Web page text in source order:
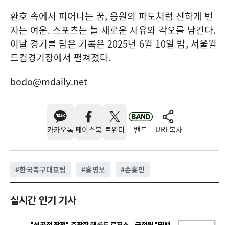
환호 속에서 피어나는 꿈, 응원의 파도처럼 진하게 번
지는 여운. 스포츠는 늘 새로운 사유와 각오를 남긴다.
이날 경기를 담은 기록은 2025년 6월 10일 밤, 서울월
드컵경기장에서 펼쳐졌다.
bodo@mdaily.net
카카오톡 페이스북 트위터 밴드 URL복사
#한국축구대표팀 #홍명보 #손흥민
실시간 인기 기사